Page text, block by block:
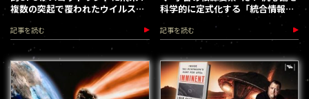
複数の突起で覆われたウイルスの
ような姿
記事を読む
科学的に定式化する「統合情報理
論（IIT）」の衝撃
記事を読む